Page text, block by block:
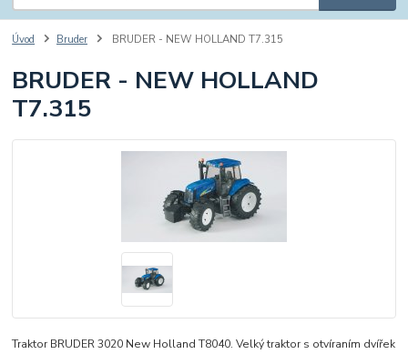
Úvod Bruder BRUDER - NEW HOLLAND T7.315
BRUDER - NEW HOLLAND
T7.315
Traktor BRUDER 3020 New Holland T8040. Velký traktor s otvíraním dvířek